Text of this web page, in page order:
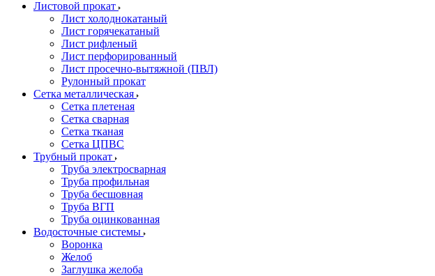
Листовой прокат
Лист холоднокатаный
Лист горячекатаный
Лист рифленый
Лист перфорированный
Лист просечно-вытяжной (ПВЛ)
Рулонный прокат
Сетка металлическая
Сетка плетеная
Сетка сварная
Сетка тканая
Сетка ЦПВС
Трубный прокат
Труба электросварная
Труба профильная
Труба бесшовная
Труба ВГП
Труба оцинкованная
Водосточные системы
Воронка
Желоб
Заглушка желоба